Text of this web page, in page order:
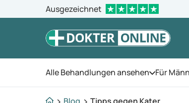
Ausgezeichnet
Alle Behandlungen ansehen Öffnen
Für